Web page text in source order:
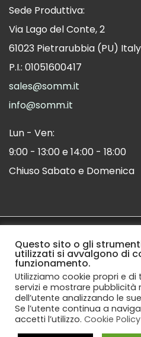
Sede Produttiva:
Via Lago del Conte, 2
61023 Pietrarubbia (PU) Italy
P.I.: 01051600417
sales@somm.it
info@somm.it
Lun - Ven:
9:00 - 13:00 e 14:00 - 18:00
Chiuso Sabato e Domenica
Spedizioni
Cookie Policy
Questo sito o gli
utilizzati si avvalgono di
funzionamento.
Utilizziamo cookie propri e di
servizi e mostrare pubblicità
dell’utente analizzando le
Se l’utente continua a
accetti l’utilizzo. Cookie Policy